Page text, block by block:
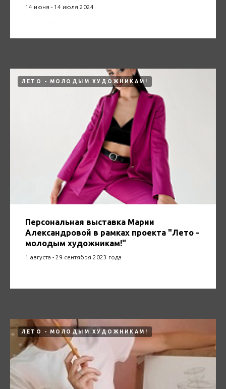
14 июня - 14 июля 2024
ЛЕТО - МОЛОДЫМ ХУДОЖНИКАМ!
Персональная выставка Марии
Александровой в рамках проекта "Лето -
молодым художникам!"
1 августа - 29 сентября 2023 года
ЛЕТО - МОЛОДЫМ ХУДОЖНИКАМ!